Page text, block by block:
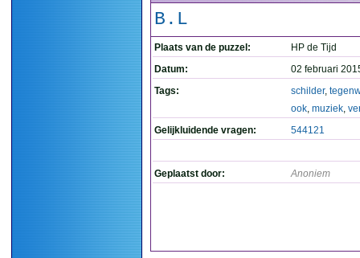
B.L
Plaats van de puzzel:
HP de Tijd
Datum:
02 februari
Tags:
schilder,
ook, muziek,
Gelijkluidende vragen:
544121
Geplaatst door: Anoniem